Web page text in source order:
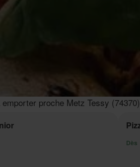
proche Metz Tessy (74370)
Dès